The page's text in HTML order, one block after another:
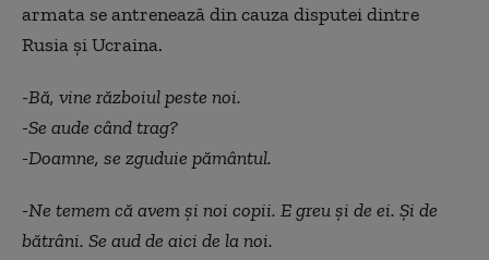
armata se antrenează din cauza disputei dintre
Rusia şi Ucraina.
-Bă, vine războiul peste noi.
-Se aude când trag?
-Doamne, se zguduie pământul.
-Ne temem că avem și noi copii. E greu și de ei. Și de
bătrâni. Se aud de aici de la noi.